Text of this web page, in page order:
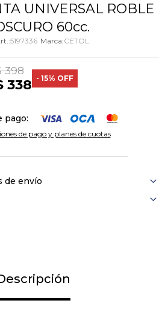
UNIVERSAL ROBLE
60cc.
5197336 CETOL
338
398
15
pago:
de pago y planes de cuotas
de envío